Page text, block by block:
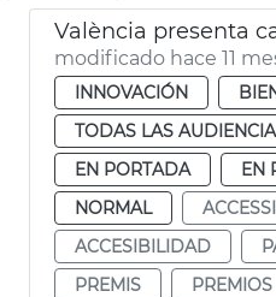
modificado hace 11
INNOVACIÓN
TODAS LAS
EN PORTADA
EN
NORMAL
ACCESIBILIDAD
PREMIS
PREMIOS